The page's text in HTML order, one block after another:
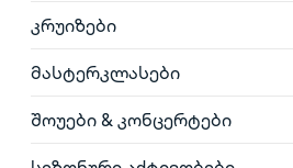
კრუიზები
მასტერკლასები
შოუები & კონცერტები